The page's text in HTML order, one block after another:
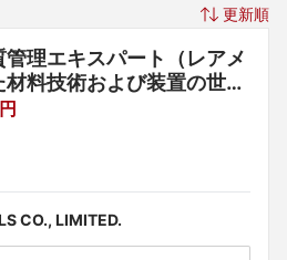
更新順
理エキスパート（レアメ
料技術および装置の世界
CO., LIMITED.